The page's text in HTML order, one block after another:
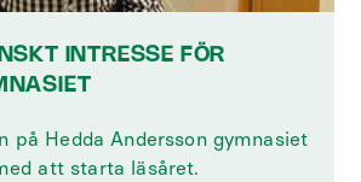
INTRESSE FÖR
på Hedda Andersson gymnasiet
att starta läsåret.